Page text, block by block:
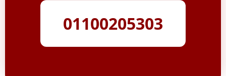
01100205303